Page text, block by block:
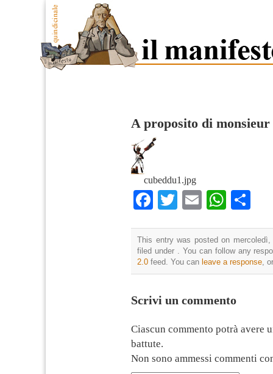
A proposito di
cubeddu1.jpg
Facebook
TwitterEmail
This entry was posted on
filed under . You can follow any
2.0 feed. You can leave a response,
Scrivi un commento
Ciascun commento potrà avere
battute.
Non sono ammessi commenti